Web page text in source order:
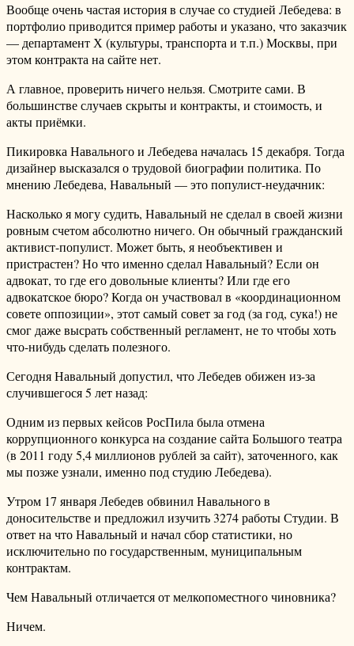
Вообще очень частая история в случае со студией Лебедева: в
портфолио приводится пример работы и указано, что заказчик
— департамент Х (культуры, транспорта и т.п.) Москвы, при
этом контракта на сайте нет.
А главное, проверить ничего нельзя. Смотрите сами. В
большинстве случаев скрыты и контракты, и стоимость, и
акты приёмки.
Пикировка Навального и Лебедева началась 15 декабря. Тогда
дизайнер высказался о трудовой биографии политика. По
мнению Лебедева, Навальный — это популист-неудачник:
Насколько я могу судить, Навальный не сделал в своей жизни
ровным счетом абсолютно ничего. Он обычный гражданский
активист-популист. Может быть, я необъективен и
пристрастен? Но что именно сделал Навальный? Если он
адвокат, то где его довольные клиенты? Или где его
адвокатское бюро? Когда он участвовал в «координационном
совете оппозиции», этот самый совет за год (за год, сука!) не
смог даже высрать собственный регламент, не то чтобы хоть
что-нибудь сделать полезного.
Сегодня Навальный допустил, что Лебедев обижен из-за
случившегося 5 лет назад:
Одним из первых кейсов РосПила была отмена
коррупционного конкурса на создание сайта Большого театра
(в 2011 году 5,4 миллионов рублей за сайт), заточенного, как
мы позже узнали, именно под студию Лебедева).
Утром 17 января Лебедев обвинил Навального в
доносительстве и предложил изучить 3274 работы Студии. В
ответ на что Навальный и начал сбор статистики, но
исключительно по государственным, муниципальным
контрактам.
Чем Навальный отличается от мелкопоместного чиновника?
Ничем.